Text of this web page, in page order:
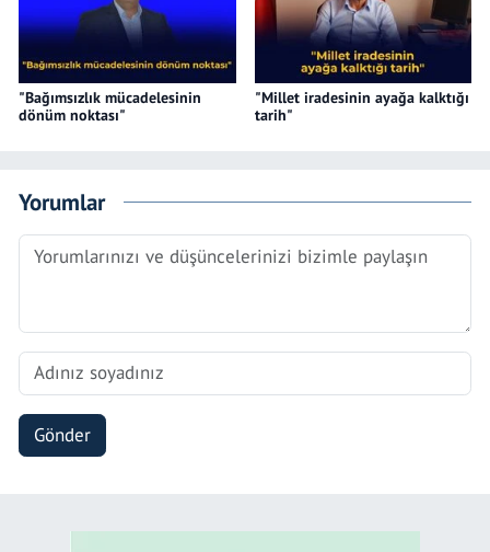
"Bağımsızlık mücadelesinin
dönüm noktası"
"Millet iradesinin ayağa kalktığı
tarih"
Yorumlar
Gönder